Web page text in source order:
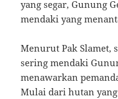
yang segar, Gunung
mendaki yang
Menurut Pak Slamet,
sering mendaki
menawarkan
Mulai dari hutan